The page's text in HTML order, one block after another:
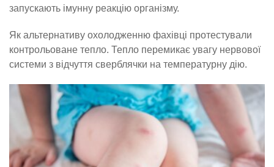
запускають імунну реакцію організму.
Як альтернативу охолодженню фахівці протестували
контрольоване тепло. Тепло перемикає увагу нервової
системи з відчуття сверблячки на температурну дію.